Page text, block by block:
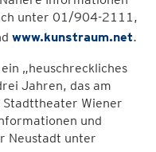
unter 01/904-2111,
www.kunstraum.net.
„heuschreckliches
Jahren, das am
Wiener
und
Neustadt unter